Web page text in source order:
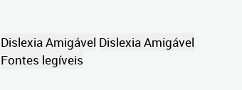
Dislexia Amigável Dislexia Amigável
Fontes legíveis